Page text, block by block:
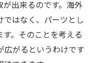
出来るのです。海外
はなく、パーツとし
。そのことを考える
広がるというわけです